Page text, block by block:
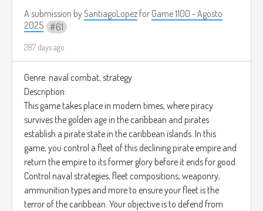
A submission bySantiagoLopez for Game 1100 - Agosto
2025
61
287 days ago
Genre: naval combat, strategy
Description:
This game takes place in modern times, where piracy
survives the golden age in the caribbean and pirates
establish a pirate state in the caribbean islands. In this
game, you control a fleet of this declining pirate empire and
return the empire to its former glory before it ends for good.
Control naval strategies, fleet compositions, weaponry,
ammunition types and more to ensure your fleet is the
terror of the caribbean. Your objective is to defend from